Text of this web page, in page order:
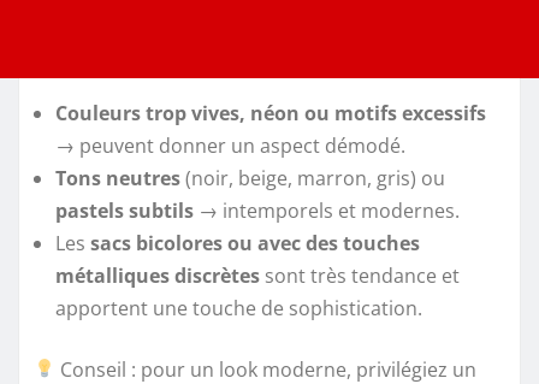
Couleurs trop vives, néon ou motifs excessifs
→ peuvent donner un aspect démodé.
Tons neutres(noir, beige, marron, gris) ou
pastels subtils → intemporels et modernes.
Les sacs bicolores ou avec des touches
métalliques discrètes sont très tendance et
apportent une touche de sophistication.
Conseil : pour un look moderne, privilégiez un